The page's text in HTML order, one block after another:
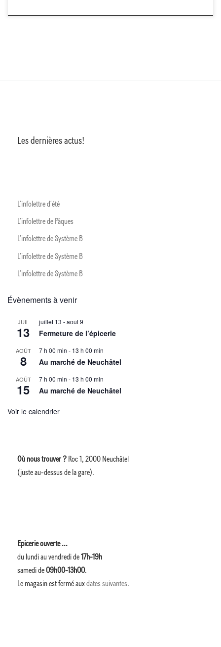
Les dernières actus!
L’infolettre d’été
L’infolettre de Pâques
L’infolettre de Système B
L’infolettre de Système B
L’infolettre de Système B
Évènements à venir
JUIL
13
juillet 13 -août 9
Fermeture de l’épicerie
AOÛT
8
7 h 00 min - 13 h 00 min
Au marché de Neuchâtel
AOÛT
15
7 h 00 min - 13 h 00 min
Au marché de Neuchâtel
Voir le calendrier
Où nous trouver ? Roc 1, 2000 Neuchâtel
(juste au-dessus de la gare).
Epicerie ouverte ...
du lundi au vendredi de17h-19h
samedi de09h00-13h00.
Le magasin est fermé auxdates suivantes.